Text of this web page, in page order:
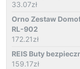
33.07zł
Orno Zestaw
RL-902
172.21zł
REIS Buty
159.17zł